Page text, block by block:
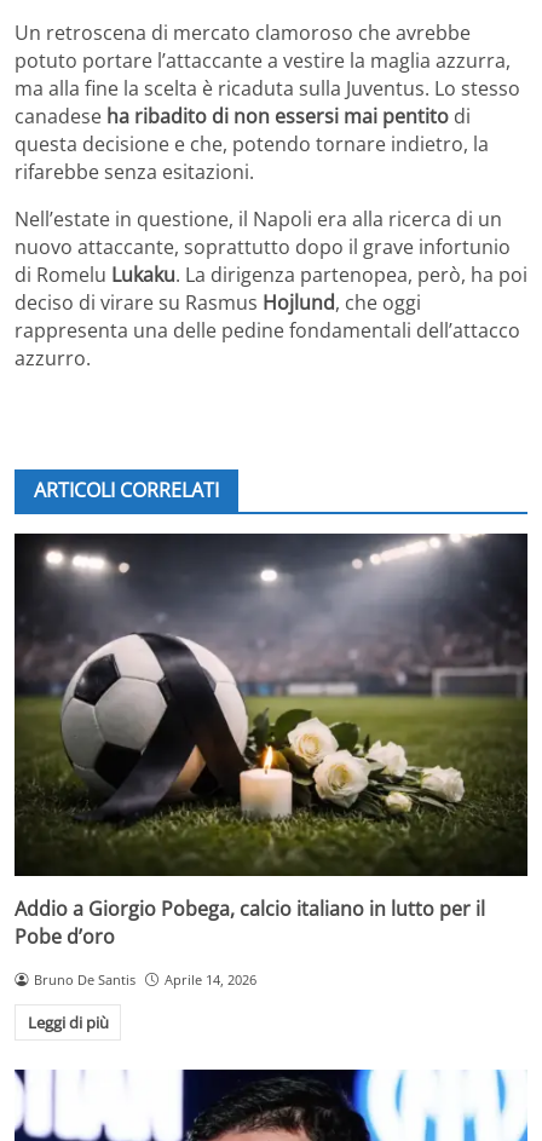
Un retroscena di mercato clamoroso che avrebbe
potuto portare l’attaccante a vestire la maglia azzurra,
ma alla fine la scelta è ricaduta sulla Juventus. Lo stesso
canadese ha ribadito di non essersi mai pentito di
questa decisione e che, potendo tornare indietro, la
rifarebbe senza esitazioni.
Nell’estate in questione, il Napoli era alla ricerca di un
nuovo attaccante, soprattutto dopo il grave infortunio
di Romelu Lukaku. La dirigenza partenopea, però, ha poi
deciso di virare su Rasmus Hojlund, che oggi
rappresenta una delle pedine fondamentali dell’attacco
azzurro.
ARTICOLI CORRELATI
Addio a Giorgio Pobega, calcio italiano in lutto per il
Pobe d’oro
Bruno De Santis Aprile 14, 2026
Leggi di più